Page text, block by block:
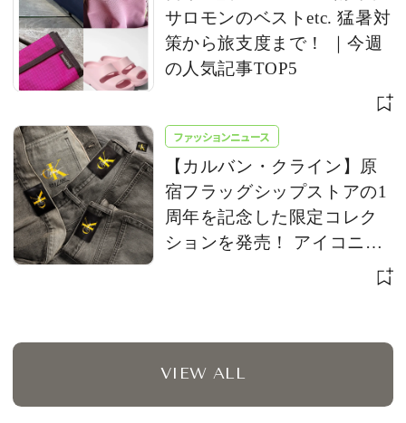
サロモンのベストetc. 猛暑対
策から旅支度まで！ ｜今週
の人気記事TOP5
ファッションニュース
【カルバン・クライン】原
宿フラッグシップストアの1
周年を記念した限定コレク
ションを発売！ アイコニッ
クな「CK」ロゴをアップデ
VIEW ALL